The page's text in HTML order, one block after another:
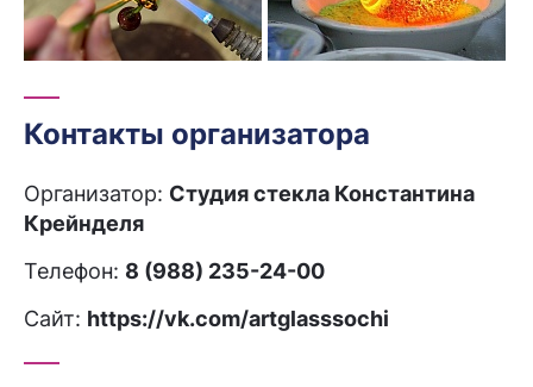
Контакты организатора
Организатор: Студия стекла Константина
Крейнделя
Телефон: 8 (988) 235-24-00
Сайт: https://vk.com/artglasssochi